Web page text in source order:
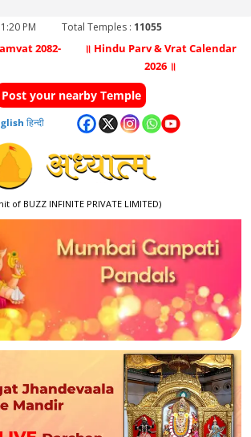
PM Total Temples : 11055
2082-
॥ Hindu Parv & Vrat Calendar
2026 ॥
Post your nearby Temple
हिन्दी
of BUZZ INFINITE PRIVATE LIMITED)